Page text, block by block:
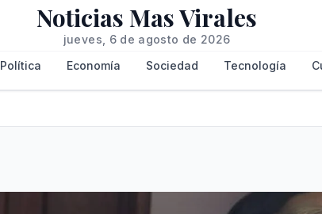
Noticias Mas Virales
jueves, 6 de agosto de 2026
Política Economía Sociedad Tecnología